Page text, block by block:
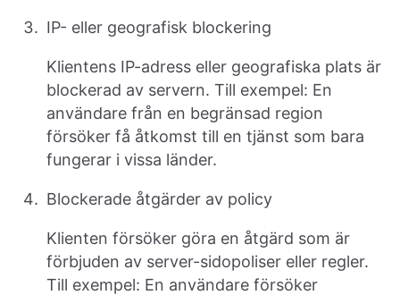
IP- eller geografisk blockering
Klientens IP-adress eller geografiska plats är
blockerad av servern. Till exempel: En
användare från en begränsad region
försöker få åtkomst till en tjänst som bara
fungerar i vissa länder.
Blockerade åtgärder av policy
Klienten försöker göra en åtgärd som är
förbjuden av server-sidopoliser eller regler.
Till exempel: En användare försöker